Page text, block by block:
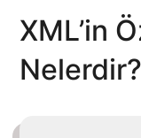
XML’in
Nelerdir?